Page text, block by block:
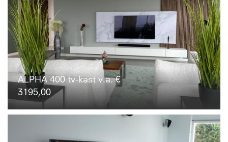
ALPHA 400 tv-kast v.a. €
3195,00